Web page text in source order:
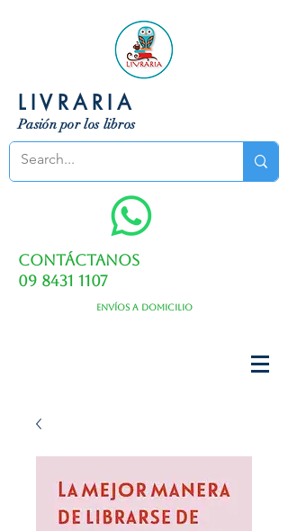
LIVRARIA
Pasión por los libros
Contáctanos
09 8431 1107
Envíos a domicilio